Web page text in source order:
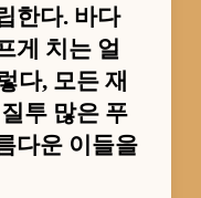
한다. 바다
게 치는 얼
다, 모든 재
투 많은 푸
다운 이들을